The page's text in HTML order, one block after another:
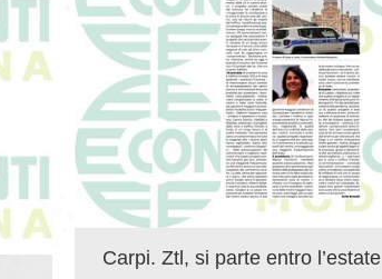
Carpi. Ztl, si parte entro l’estate